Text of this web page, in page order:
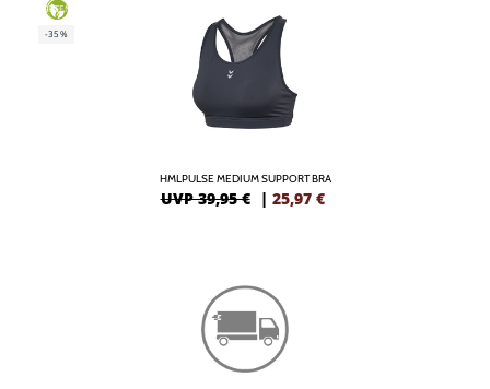
GREEN
-35%
HMLPULSE MEDIUM SUPPORT BRA
UVP 39,95 € | 25,97 €